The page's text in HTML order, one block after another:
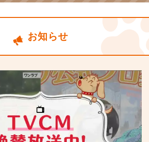
お知らせ